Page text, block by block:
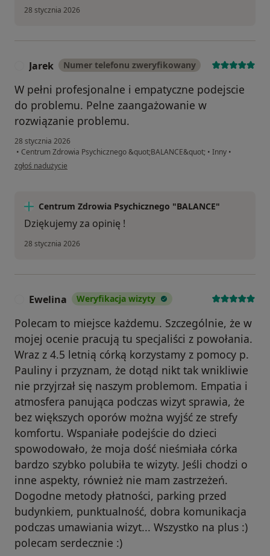
28 stycznia 2026
Jarek Numer telefonu zweryfikowany
W pełni profesjonalne i empatyczne podejscie
do problemu. Pelne zaangażowanie w
rozwiązanie problemu.
28 stycznia 2026
• Centrum Zdrowia Psychicznego &quot;BALANCE&quot; • Inny •
w opinii użytkownika Jarek
zgłoś nadużycie
Centrum Zdrowia Psychicznego "BALANCE"
Dziękujemy za opinię !
28 stycznia 2026
Ewelina Weryfikacja wizyty
Polecam to miejsce każdemu. Szczególnie, że w
mojej ocenie pracują tu specjaliści z powołania.
Wraz z 4.5 letnią córką korzystamy z pomocy p.
Pauliny i przyznam, że dotąd nikt tak wnikliwie
nie przyjrzał się naszym problemom. Empatia i
atmosfera panująca podczas wizyt sprawia, że
bez większych oporów można wyjść ze strefy
komfortu. Wspaniałe podejście do dzieci
spowodowało, że moja dość nieśmiała córka
bardzo szybko polubiła te wizyty. Jeśli chodzi o
inne aspekty, również nie mam zastrzeżeń.
Dogodne metody płatności, parking przed
budynkiem, punktualność, dobra komunikacja
podczas umawiania wizyt... Wszystko na plus :)
polecam serdecznie :)